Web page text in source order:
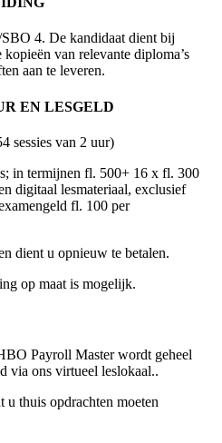
4. De kandidaat dient bij
van relevante diploma’s
aan te leveren.
EN LESGELD
sessies van 2 uur)
in termijnen fl. 500+ 16 x fl. 300
digitaal lesmateriaal, exclusief
fl. 100 per
dient u opnieuw te betalen.
op maat is mogelijk.
Payroll Master wordt geheel
via ons virtueel leslokaal..
u thuis opdrachten moeten